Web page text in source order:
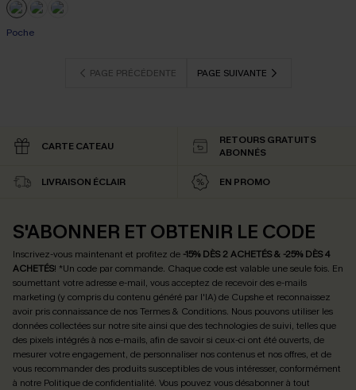
Poche
PAGE PRÉCÉDENTE PAGE SUIVANTE
CARTE CATEAU
RETOURS GRATUITS
ABONNÉS
LIVRAISON ÉCLAIR EN PROMO
S'ABONNER ET OBTENIR LE CODE
Inscrivez-vous maintenant et profitez de -15% DÈS 2 ACHETÉS & -25% DÈS 4
ACHETÉS! *Un code par commande. Chaque code est valable une seule fois. En
soumettant votre adresse e-mail, vous acceptez de recevoir des e-mails
marketing (y compris du contenu généré par l'IA) de Cupshe et reconnaissez
avoir pris connaissance de nosTermes & Conditions. Nous pouvons utiliser les
données collectées sur notre site ainsi que des technologies de suivi, telles que
des pixels intégrés à nos e-mails, afin de savoir si ceux-ci ont été ouverts, de
mesurer votre engagement, de personnaliser nos contenus et nos offres, et de
vous recommander des produits susceptibles de vous intéresser, conformément
à notre Politique de confidentialité. Vous pouvez vous désabonner à tout